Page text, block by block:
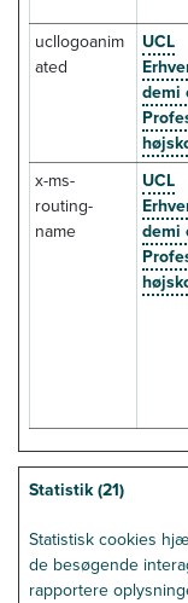
ucllogoanim
ated
UCL
demi
x-ms-
routing-
name
UCL
demi
Statistik (21)
Statistisk cookies
de besøgende
rapportere